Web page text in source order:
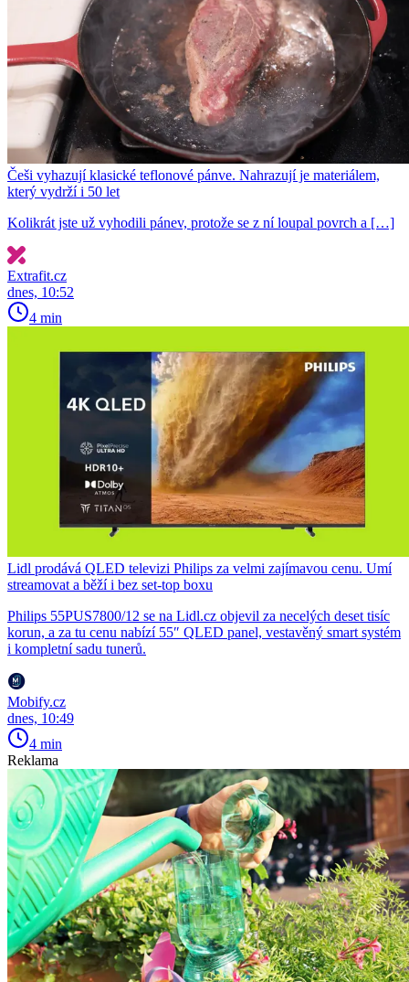
Češi vyhazují klasické teflonové pánve. Nahrazují je materiálem,
který vydrží i 50 let
Kolikrát jste už vyhodili pánev, protože se z ní loupal povrch a […]
Extrafit.cz
dnes, 10:52
4 min
Lidl prodává QLED televizi Philips za velmi zajímavou cenu. Umí
streamovat a běží i bez set-top boxu
Philips 55PUS7800/12 se na Lidl.cz objevil za necelých deset tisíc
korun, a za tu cenu nabízí 55″ QLED panel, vestavěný smart systém
i kompletní sadu tunerů.
Mobify.cz
dnes, 10:49
4 min
Reklama